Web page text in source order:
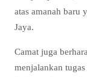
atas amanah baru
Jaya.
Camat juga
menjalankan